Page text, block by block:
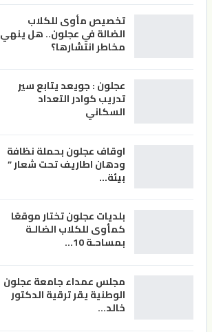
تخصيص مأوى للكلاب
الضالة في عجلون.. هل ينهي
مخاطر انتشارها؟
عجلون : جويعد يتابع سير
تدريب كوادر التعداد
السكاني
اوقاف عجلون بحملة نظافة
ودهان اطاريف تحت شعار ”
بيئة…
بلديات عجلون تختار موقعًا
كمأوى للكلاب الضالـة
بمساحـة 10…
مجلس عمداء جامعة عجلون
الوطنية يقر ترقية الدكتور
خالد…